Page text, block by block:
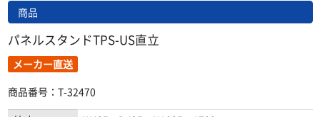
商品
パネルスタンドTPS-US直立
メーカー直送
商品番号：T-32470